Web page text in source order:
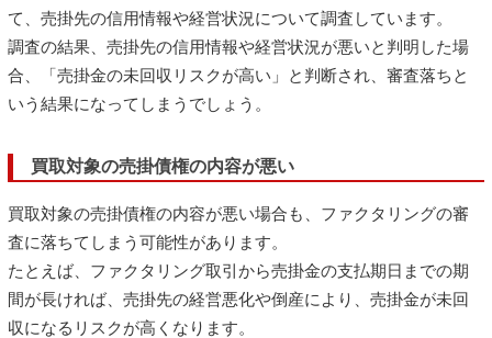
て、売掛先の信用情報や経営状況について調査しています。
調査の結果、売掛先の信用情報や経営状況が悪いと判明した場
合、「売掛金の未回収リスクが高い」と判断され、審査落ちと
いう結果になってしまうでしょう。
買取対象の売掛債権の内容が悪い
買取対象の売掛債権の内容が悪い場合も、ファクタリングの審
査に落ちてしまう可能性があります。
たとえば、ファクタリング取引から売掛金の支払期日までの期
間が長ければ、売掛先の経営悪化や倒産により、売掛金が未回
収になるリスクが高くなります。